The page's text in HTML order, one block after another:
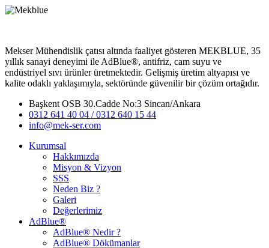
Mekser Mühendislik çatısı altında faaliyet gösteren MEKBLUE, 35
yıllık sanayi deneyimi ile AdBlue®, antifriz, cam suyu ve
endüstriyel sıvı ürünler üretmektedir. Gelişmiş üretim altyapısı ve
kalite odaklı yaklaşımıyla, sektöründe güvenilir bir çözüm ortağıdır.
Başkent OSB 30.Cadde No:3 Sincan/Ankara
0312 641 40 04 / 0312 640 15 44
info@mek-ser.com
Kurumsal
Hakkımızda
Misyon & Vizyon
SSS
Neden Biz ?
Galeri
Değerlerimiz
AdBlue®
AdBlue® Nedir ?
AdBlue® Dökümanlar